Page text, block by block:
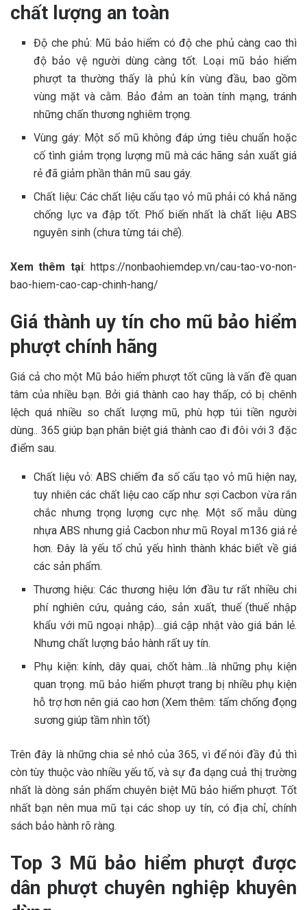
chất lượng an toàn
Độ che phủ: Mũ bảo hiểm có độ che phủ càng cao thì
độ bảo vệ người dùng càng tốt. Loại mũ bảo hiểm
phượt ta thường thấy là phủ kín vùng đầu, bao gồm
vùng mặt và cằm. Bảo đảm an toàn tính mạng, tránh
những chấn thương nghiêm trọng.
Vùng gáy: Một số mũ không đáp ứng tiêu chuẩn hoặc
cố tình giảm trọng lượng mũ mà các hãng sản xuất giá
rẻ đã giảm phần thân mũ sau gáy.
Chất liệu: Các chất liệu cấu tạo vỏ mũ phải có khả năng
chống lực va đập tốt. Phổ biến nhất là chất liệu ABS
nguyên sinh (chưa từng tái chế).
Xem thêm tại: https://nonbaohiemdep.vn/cau-tao-vo-non-
bao-hiem-cao-cap-chinh-hang/
Giá thành uy tín cho mũ bảo hiểm
phượt chính hãng
Giá cả cho một Mũ bảo hiểm phượt tốt cũng là vấn đề quan
tâm của nhiều bạn. Bởi giá thành cao hay thấp, có bị chênh
lệch quá nhiều so chất lượng mũ, phù hợp túi tiền người
dùng.. 365 giúp bạn phân biệt giá thành cao đi đôi với 3 đặc
điểm sau.
Chất liệu vỏ: ABS chiếm đa số cấu tạo vỏ mũ hiện nay,
tuy nhiên các chất liệu cao cấp như sợi Cacbon vừa rắn
chắc nhưng trọng lượng cực nhẹ. Một số mẫu dùng
nhựa ABS nhưng giả Cacbon như mũ Royal m136 giá rẻ
hơn. Đây là yếu tố chủ yếu hình thành khác biết về giá
các sản phẩm.
Thương hiệu: Các thương hiệu lớn đầu tư rất nhiều chi
phí nghiên cứu, quảng cáo, sản xuất, thuế (thuế nhập
khẩu với mũ ngoại nhập)….giá cập nhật vào giá bán lẻ.
Nhưng chất lượng bảo hành rất uy tín.
Phụ kiện: kính, dây quai, chốt hàm…là những phụ kiện
quan trọng. mũ bảo hiểm phượt trang bị nhiều phụ kiện
hỗ trợ hơn nên giá cao hơn (Xem thêm: tấm chống đọng
sương giúp tầm nhìn tốt)
Trên đây là những chia sẻ nhỏ của 365, vì để nói đầy đủ thì
còn tùy thuộc vào nhiều yếu tố, và sự đa dạng cuả thị trường
nhất là dòng sản phẩm chuyên biệt Mũ bảo hiểm phượt. Tốt
nhất bạn nên mua mũ tại các shop uy tín, có địa chỉ, chính
sách bảo hành rõ ràng.
Top 3 Mũ bảo hiểm phượt được
dân phượt chuyên nghiệp khuyên